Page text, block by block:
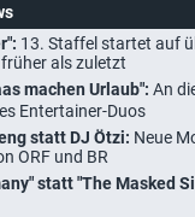
13. Staffel startet auf
als zuletzt
machen Urlaub": An
Entertainer-Duos
statt DJ Ötzi: Neue
ORF und BR
statt "The Masked